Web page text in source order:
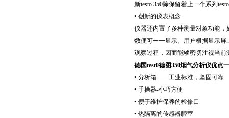
新testo 350除保留着上一个系列
• 创新的仪表概念
仪器还内置了多种测量对象功能
数便可一一显示。用户根据显示
观察过程，因而能够密切注视当
德国test0徳图350烟气分析仪优点
• 分析箱——工业标准，坚固可靠
• 手操器-小巧方便
• 便于维护保养的检修口
• 热隔离的传感器腔室